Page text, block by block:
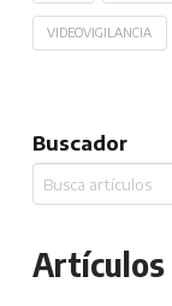
VIDEOVIGILANCIA
Buscador